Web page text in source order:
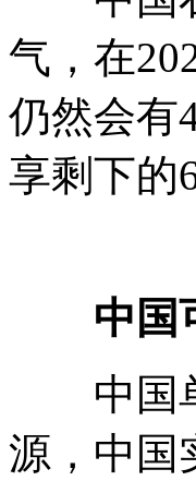
气，在
仍然会有
享剩下的
中国可
中国单
源，中国